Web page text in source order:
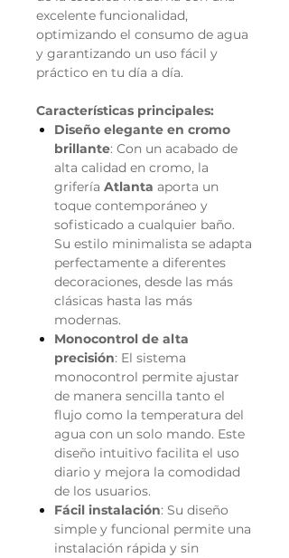
excelente funcionalidad,
optimizando el consumo de agua
y garantizando un uso fácil y
práctico en tu día a día.
Características principales:
Diseño elegante en cromo
brillante: Con un acabado de
alta calidad en cromo, la
grifería Atlanta aporta un
toque contemporáneo y
sofisticado a cualquier baño.
Su estilo minimalista se adapta
perfectamente a diferentes
decoraciones, desde las más
clásicas hasta las más
modernas.
Monocontrol de alta
precisión: El sistema
monocontrol permite ajustar
de manera sencilla tanto el
flujo como la temperatura del
agua con un solo mando. Este
diseño intuitivo facilita el uso
diario y mejora la comodidad
de los usuarios.
Fácil instalación: Su diseño
simple y funcional permite una
instalación rápida y sin